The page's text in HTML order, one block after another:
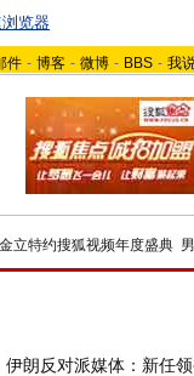
览器
件 - 博客 - 微博 - BBS - 我
金立特约搜狐视频年度盛典
伊朗反对派媒体：新任